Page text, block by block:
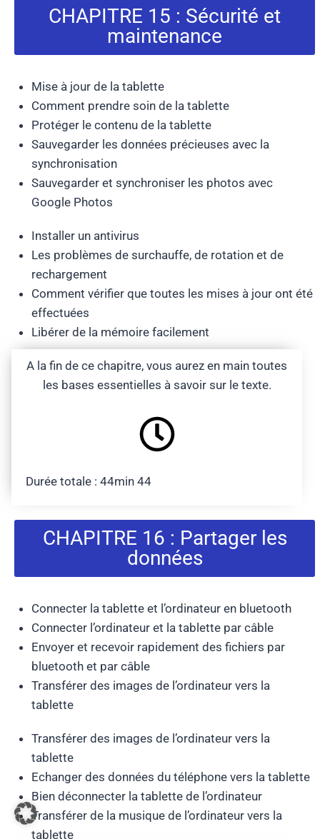
CHAPITRE 15 : Sécurité et
maintenance
Mise à jour de la tablette
Comment prendre soin de la tablette
Protéger le contenu de la tablette
Sauvegarder les données précieuses avec la
synchronisation
Sauvegarder et synchroniser les photos avec
Google Photos
Installer un antivirus
Les problèmes de surchauffe, de rotation et de
rechargement
Comment vérifier que toutes les mises à jour ont été
effectuées
Libérer de la mémoire facilement
A la fin de ce chapitre, vous aurez en main toutes
les bases essentielles à savoir sur le texte.
Durée totale : 44min 44
CHAPITRE 16 : Partager les
données
Connecter la tablette et l’ordinateur en bluetooth
Connecter l’ordinateur et la tablette par câble
Envoyer et recevoir rapidement des fichiers par
bluetooth et par câble
Transférer des images de l’ordinateur vers la
tablette
Transférer des images de l’ordinateur vers la
tablette
Echanger des données du téléphone vers la tablette
Bien déconnecter la tablette de l’ordinateur
Transférer de la musique de l’ordinateur vers la
tablette